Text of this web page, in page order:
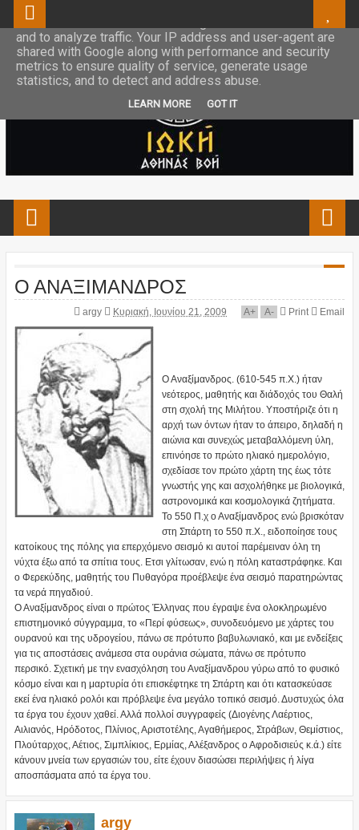
Ο ΑΝΑΞΙΜΑΝΔΡΟΣ
argy Κυριακή, Ιουνίου 21, 2009 A+ A- Print Email
Ο Αναξίμανδρος. (610-545 π.Χ.) ήταν
νεότερος, μαθητής και διάδοχός του Θαλή
στη σχολή της Μιλήτου. Υποστήριζε ότι η
αρχή των όντων ήταν το άπειρο, δηλαδή η
αιώνια και συνεχώς μεταβαλλόμενη ύλη,
επινόησε το πρώτο ηλιακό ημερολόγιο,
σχεδίασε τον πρώτο χάρτη της έως τότε
γνωστής γης και ασχολήθηκε με βιολογικά,
αστρονομικά και κοσμολογικά ζητήματα.
Το 550 Π.χ ο Αναξίμανδρος ενώ βρισκόταν
στη Σπάρτη το 550 π.Χ., ειδοποίησε τους
κατοίκους της πόλης για επερχόμενο σεισμό κι αυτοί παρέμειναν όλη τη
νύχτα έξω από τα σπίτια τους. Ετσι γλίτωσαν, ενώ η πόλη καταστράφηκε. Και
ο Φερεκύδης, μαθητής του Πυθαγόρα προέβλεψε ένα σεισμό παρατηρώντας
τα νερά πηγαδιού.
Ο Αναξίμανδρος είναι ο πρώτος Έλληνας που έγραψε ένα ολοκληρωμένο
επιστημονικό σύγγραμμα, το «Περί φύσεως», συνοδευόμενο με χάρτες του
ουρανού και της υδρογείου, πάνω σε πρότυπο βαβυλωνιακό, και με ενδείξεις
για τις αποστάσεις ανάμεσα στα ουράνια σώματα, πάνω σε πρότυπο
περσικό. Σχετική με την ενασχόληση του Αναξίμανδρου γύρω από το φυσικό
κόσμο είναι και η μαρτυρία ότι επισκέφτηκε τη Σπάρτη και ότι κατασκεύασε
εκεί ένα ηλιακό ρολόι και πρόβλεψε ένα μεγάλο τοπικό σεισμό. Δυστυχώς όλα
τα έργα του έχουν χαθεί. Αλλά πολλοί συγγραφείς (Διογένης Λαέρτιος,
Αιλιανός, Ηρόδοτος, Πλίνιος, Αριστοτέλης, Αγαθήμερος, Στράβων, Θεμίστιος,
Πλούταρχος, Αέτιος, Σιμπλίκιος, Ερμίας, Αλέξανδρος ο Αφροδισιεύς κ.ά.) είτε
κάνουν μνεία των εργασιών του, είτε έχουν διασώσει περιλήψεις ή λίγα
αποσπάσματα από τα έργα του.
argy
This site uses cookies from Google to deliver its services
and to analyze traffic. Your IP address and user-agent are
shared with Google along with performance and security
metrics to ensure quality of service, generate usage
statistics, and to detect and address abuse.
LEARN MORE GOT IT